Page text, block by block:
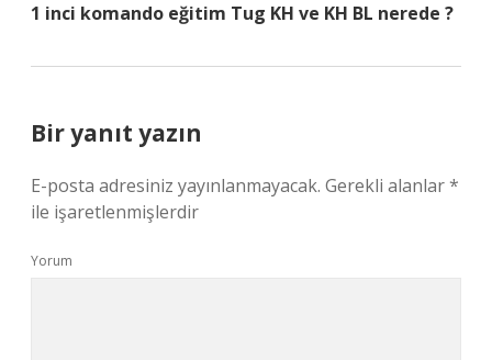
1 inci komando eğitim Tug KH ve KH BL nerede ?
Bir yanıt yazın
E-posta adresiniz yayınlanmayacak. Gerekli alanlar*
ile işaretlenmişlerdir
Yorum